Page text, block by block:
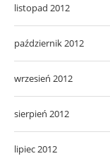
listopad 2012
październik 2012
wrzesień 2012
sierpień 2012
lipiec 2012